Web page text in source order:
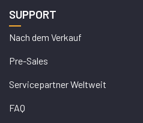
SUPPORT
Nach dem Verkauf
Pre-Sales
Servicepartner Weltweit
FAQ